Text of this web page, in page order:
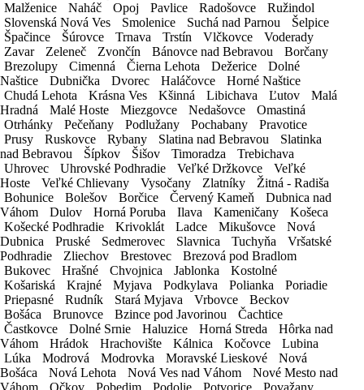
KONTAKTNÉ ÚDAJE
Kontaktná osoba
IČO
Trvalý pobyt / Sídlo spoločnosti
E-mail
Telefón
Vek vodiča
Národnosť
DETAIL PRENÁJMU
Miesto vyzdvihnutia vozidla
Malženice
Naháč Opoj Pavlice Radošovce
Ružindol
Slovenská Nová Ves
Smolenice Suchá nad Parnou
Šelpice
Špačince
Šúrovce Trnava Trstín Vlčkovce
Voderady
Zavar
Zeleneč Zvončín Bánovce nad Bebravou
Borčany
Brezolupy
Cimenná Čierna Lehota Dežerice
Dolné
Naštice
Dubnička Dvorec Haláčovce
Horné Naštice
Chudá Lehota
Krásna Ves Kšinná Libichava Ľutov
Malá
Hradná
Malé Hoste Miezgovce Nedašovce
Omastiná
Otrhánky
Pečeňany Podlužany Pochabany
Pravotice
Prusy
Ruskovce Rybany Slatina nad Bebravou
Slatinka
nad Bebravou
Šípkov Šišov Timoradza
Trebichava
Uhrovec
Uhrovské Podhradie Veľké Držkovce
Veľké
Hoste
Veľké Chlievany Vysočany Zlatníky
Žitná - Radiša
Bohunice
Bolešov Borčice Červený Kameň
Dubnica nad
Váhom
Dulov Horná Poruba Ilava Kameničany
Košeca
Košecké Podhradie
Krivoklát Ladce Mikušovce
Nová
Dubnica
Pruské Sedmerovec Slavnica Tuchyňa
Vršatské
Podhradie
Zliechov Brestovec
Brezová pod Bradlom
Bukovec
Hrašné Chvojnica Jablonka
Kostolné
Košariská
Krajné Myjava Podkylava Polianka
Poriadie
Priepasné
Rudník Stará Myjava Vrbovce
Beckov
Bošáca
Brunovce Bzince pod Javorinou
Čachtice
Častkovce
Dolné Srnie Haluzice Horná Streda
Hôrka nad
Váhom
Hrádok Hrachovište Kálnica Kočovce
Lubina
Lúka
Modrová Modrovka Moravské Lieskové
Nová
Bošáca
Nová Lehota Nová Ves nad Váhom
Nové Mesto nad
Váhom
Očkov Pobedim Podolie Potvorice
Považany
Miesto odovzdania vozidla
Malženice
Naháč Opoj Pavlice Radošovce
Ružindol
Slovenská Nová Ves
Smolenice Suchá nad Parnou
Šelpice
Špačince
Šúrovce Trnava Trstín Vlčkovce
Voderady
Zavar
Zeleneč Zvončín Bánovce nad Bebravou
Borčany
Brezolupy
Cimenná Čierna Lehota Dežerice
Dolné
Naštice
Dubnička Dvorec Haláčovce
Horné Naštice
Chudá Lehota
Krásna Ves Kšinná Libichava Ľutov
Malá
Hradná
Malé Hoste Miezgovce Nedašovce
Omastiná
Otrhánky
Pečeňany Podlužany Pochabany
Pravotice
Prusy
Ruskovce Rybany Slatina nad Bebravou
Slatinka
nad Bebravou
Šípkov Šišov Timoradza
Trebichava
Uhrovec
Uhrovské Podhradie Veľké Držkovce
Veľké
Hoste
Veľké Chlievany Vysočany Zlatníky
Žitná - Radiša
Bohunice
Bolešov Borčice Červený Kameň
Dubnica nad
Váhom
Dulov Horná Poruba Ilava Kameničany
Košeca
Košecké Podhradie
Krivoklát Ladce Mikušovce
Nová
Dubnica
Pruské Sedmerovec Slavnica Tuchyňa
Vršatské
Podhradie
Zliechov Brestovec
Brezová pod Bradlom
Bukovec
Hrašné Chvojnica Jablonka
Kostolné
Košariská
Krajné Myjava Podkylava Polianka
Poriadie
Priepasné
Rudník Stará Myjava Vrbovce
Beckov
Bošáca
Brunovce Bzince pod Javorinou
Čachtice
Častkovce
Dolné Srnie Haluzice Horná Streda
Hôrka nad
Váhom
Hrádok Hrachovište Kálnica Kočovce
Lubina
Lúka
Modrová Modrovka Moravské Lieskové
Nová
Bošáca
Nová Lehota Nová Ves nad Váhom
Nové Mesto nad
Váhom
Očkov Pobedim Podolie Potvorice
Považany
Dátum a čas od
Dátum a čas do